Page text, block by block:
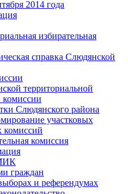
2014 года
избирательная
справка Слюдянской
территориальной
комиссии
Слюдянского района
участковых
комиссий
комиссия
граждан
и референдумах